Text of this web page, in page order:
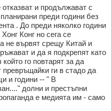
и продължават с
преди години без
. До преди няколко години
Конг но сега се
не вървят срещу Китай и
и да я подкрепят като
го повтарят за да
превръщайки ги в стадо да
и години -- " В
долни и престъпни
е медията им - само